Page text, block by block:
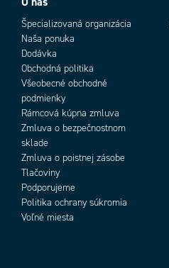
Špecializovaná organizácia
Naša ponuka
Dodávka
Obchodná politika
Všeobecné obchodné
podmienky
Rámcová kúpna zmluva
Zmluva o bezpečnostnom
sklade
Zmluva o poistnej zásobe
Tlačoviny
Podporujeme
Politika ochrany súkromia
Voľné miesta